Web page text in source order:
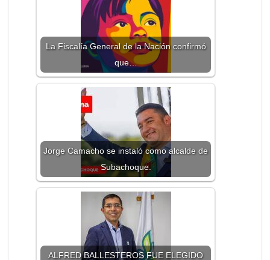
La Fiscalía General de la Nación confirmó
que…
Jorge Camacho se instaló como alcalde de
Subachoque.
ALFRED BALLESTEROS FUE ELEGIDO